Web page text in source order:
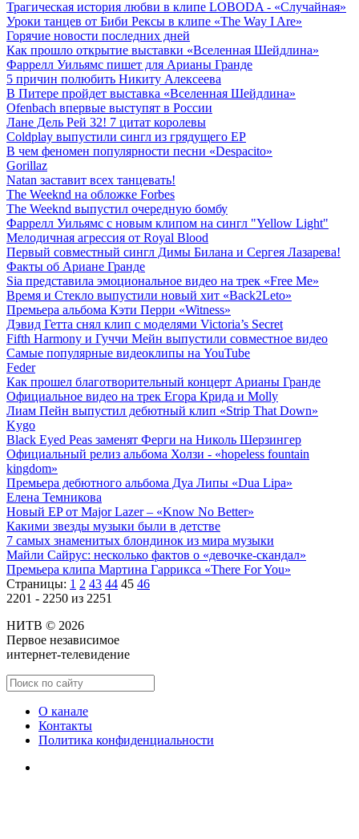
Трагическая история любви в клипе LOBODA - «Случайная»
Уроки танцев от Биби Рексы в клипе «The Way I Are»
Горячие новости последних дней
Как прошло открытие выставки «Вселенная Шейдлина»
Фаррелл Уильямс пишет для Арианы Гранде
5 причин полюбить Никиту Алексеева
В Питере пройдет выставка «Вселенная Шейдлина»
Ofenbach впервые выступят в России
Лане Дель Рей 32! 7 цитат королевы
Coldplay выпустили сингл из грядущего EP
В чем феномен популярности песни «Despacito»
Gorillaz
Natan заставит всех танцевать!
The Weeknd на обложке Forbes
The Weeknd выпустил очередную бомбу
Фаррелл Уильямс с новым клипом на сингл "Yellow Light"
Мелодичная агрессия от Royal Blood
Первый совместный сингл Димы Билана и Сергея Лазарева!
Факты об Ариане Гранде
Sia представила эмоциональное видео на трек «Free Me»
Время и Стекло выпустили новый хит «Back2Leto»
Премьера альбома Кэти Перри «Witness»
Дэвид Гетта снял клип с моделями Victoria’s Secret
Fifth Harmony и Гуччи Мейн выпустили совместное видео
Самые популярные видеоклипы на YouTube
Feder
Как прошел благотворительный концерт Арианы Гранде
Официальное видео на трек Егора Крида и Molly
Лиам Пейн выпустил дебютный клип «Strip That Down»
Kygo
Black Eyed Peas заменят Ферги на Николь Шерзингер
Официальный релиз альбома Холзи - «hopeless fountain
kingdom»
Премьера дебютного альбома Дуа Липы «Dua Lipa»
Елена Темникова
Новый EP от Major Lazer – «Know No Better»
Какими звезды музыки были в детстве
7 самых знаменитых блондинок из мира музыки
Майли Сайрус: несколько фактов о «девочке-скандал»
Премьера клипа Мартина Гаррикса «There For You»
Страницы: 1 2 43 44 45 46
2201 - 2250 из 2251
НИТВ © 2026
Первое независимое
интернет-телевидение
О канале
Контакты
Политика конфиденциальности